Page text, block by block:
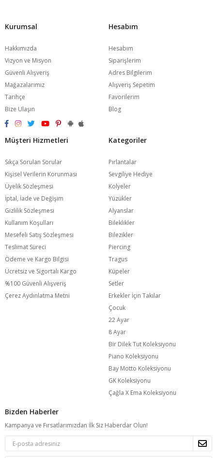
Kurumsal
Hakkımızda
Vizyon ve Misyon
Güvenli Alışveriş
Mağazalarımız
Tarihçe
Bize Ulaşın
Hesabım
Hesabım
Siparişlerim
Adres Bilgilerim
Alışveriş Sepetim
Favorilerim
Blog
Müşteri Hizmetleri
Sıkça Sorulan Sorular
Kişisel Verilerin Korunması
Üyelik Sözleşmesi
İptal, İade ve Değişim
Gizlilik Sözleşmesi
Kullanım Koşulları
Mesefeli Satış Sözleşmesi
Teslimat Süreci
Ödeme ve Kargo Bilgisi
Ücretsiz ve Sigortalı Kargo
%100 Güvenli Alışveriş
Çerez Aydınlatma Metni
Kategoriler
Pırlantalar
Sevgiliye Hediye
Kolyeler
Yüzükler
Alyanslar
Bileklikler
Bilezikler
Piercing
Tragus
Küpeler
Setler
Erkekler İçin Takılar
Çocuk
22 Ayar
8 Ayar
Bir Dilek Tut Koleksiyonu
Piano Koleksiyonu
Bay Motto Koleksiyonu
GK Koleksiyonu
Çağla X Ema Koleksiyonu
Bizden Haberler
Kampanya ve Fırsatlarımızdan İlk Siz Haberdar Olun!